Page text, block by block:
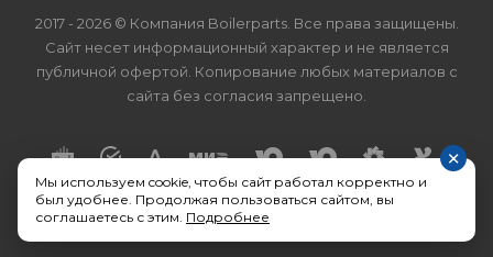
×
Мы используем cookie, чтобы сайт работал корректно и
был удобнее. Продолжая пользоваться сайтом, вы
соглашаетесь с этим. Подробнее
2017 - 2026 © Компания Boilerparts. Все права защищены.
Сайт несет информационный характер и не является
публичной офертой. Копирование любых материалов с
сайта без согласия запрещено.